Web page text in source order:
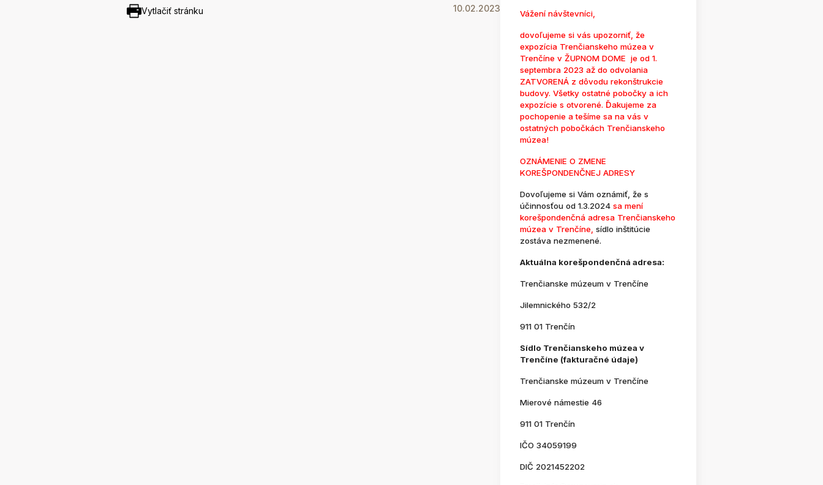
Vytlačiť stránku 10.02.2023
Vážení návštevníci,
dovoľujeme si vás upozorniť, že
expozícia Trenčianskeho múzea v
Trenčíne v ŽUPNOM DOME je od 1.
septembra 2023 až do odvolania
ZATVORENÁ z dôvodu rekonštrukcie
budovy. Všetky ostatné pobočky a ich
expozície s otvorené. Ďakujeme za
pochopenie a tešíme sa na vás v
ostatných pobočkách Trenčianskeho
múzea!
OZNÁMENIE O ZMENE
KOREŠPONDENČNEJ ADRESY
Dovoľujeme si Vám oznámiť, že s
účinnosťou od 1.3.2024 sa mení
korešpondenčná adresa Trenčianskeho
múzea v Trenčíne, sídlo inštitúcie
zostáva nezmenené.
Aktuálna korešpondenčná adresa:
Trenčianske múzeum v Trenčíne
Jilemnického 532/2
911 01 Trenčín
Sídlo Trenčianskeho múzea v
Trenčíne (fakturačné údaje)
Trenčianske múzeum v Trenčíne
Mierové námestie 46
911 01 Trenčín
IČO 34059199
DIČ 2021452202